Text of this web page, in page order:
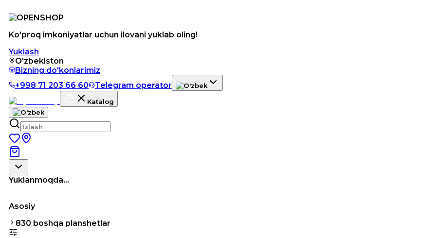
Ko'proq imkoniyatlar uchun ilovani yuklab oling!
Yuklash
O'zbekiston
Bizning do'konlarimiz
+998 71 203 66 60
Telegram operator
Katalog
Yuklanmoqda...
Asosiy
830 boshqa planshetlar